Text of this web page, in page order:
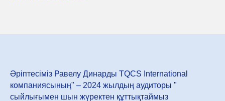
Әріптесіміз Равелу Динарды TQCS International
компаниясының" – 2024 жылдың аудиторы "
сыйлығымен шын жүректен құттықтаймыз